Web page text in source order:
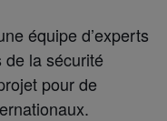
équipe d’experts
de la sécurité
pour de